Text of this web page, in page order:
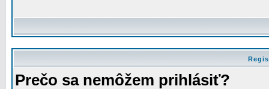
Prečo sa nemôžem prihlásiť?